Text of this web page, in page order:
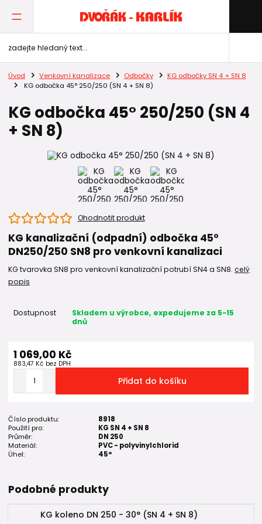
Úvod Venkovní kanalizace Odbočky
KG odbočky SN 4 + SN 8
KG odbočka 45° 250/250 (SN 4 + SN 8)
KG odbočka 45° 250/250 (SN 4
+ SN 8)
Ohodnotit produkt
KG kanalizační (odpadní) odbočka 45°
DN250/250 SN8 pro venkovní kanalizaci
KG tvarovka SN8 pro venkovní kanalizační potrubí SN4 a SN8. celý
popis
Dostupnost
Skladem u výrobce, expedujeme za 5-15
dnů
1 069,00 Kč
883,47 Kč bez DPH
Přidat do košíku
Číslo produktu:
8918
Použití pro:
KG SN 4 + SN 8
Průměr:
DN 250
Materiál:
PVC - polyvinylchlorid
Úhel:
45°
Podobné produkty
KG koleno DN 250 - 30° (SN 4 + SN 8)